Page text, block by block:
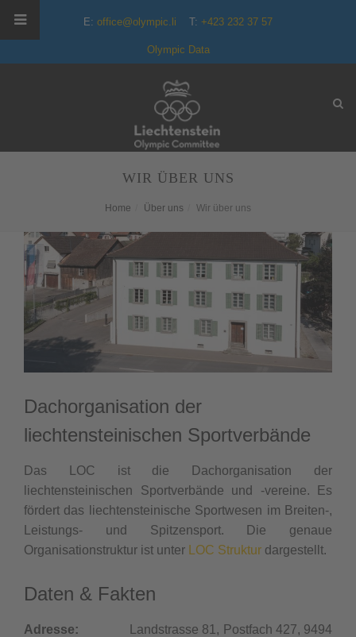
E: office@olympic.li T: +423 232 37 57
Olympic Data
WIR ÜBER UNS
Home Über uns Wir über uns
Dachorganisation der
liechtensteinischen Sportverbände
Das LOC ist die Dachorganisation der
liechtensteinischen Sportverbände und -vereine. Es
fördert das liechtensteinische Sportwesen im Breiten-,
Leistungs- und Spitzensport. Die genaue
Organisationstruktur ist unter
LOC Struktur dargestellt.
Daten & Fakten
Adresse:
Landstrasse 81, Postfach 427, 9494